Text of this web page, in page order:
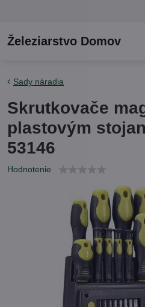
Železiarstvo Domov
Sady náradia
Skrutkovače
plastovým
53146
Hodnotenie